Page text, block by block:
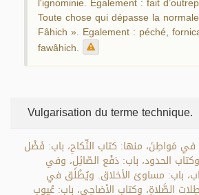
Toute chose qui dépasse la
Fâhich ». Egalement : péché,
fawâhich.
Vulgarisation du terme technique.
مَواطِنَ، منها: كتاب النِّكاحِ، باب: فَضْل
وكتاب الحدود، باب: دَفْع الصّائِلِ، وفي
باب: مساوئ الأخلاق. ويُطْلَق في
الصَّلاةِ، وكتاب الأضاحِي، باب: عُيوب